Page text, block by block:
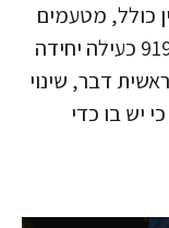
כולל, מטעמים
של שינוי נסיבות, לא תשמש הלכת 919/15 כעילה יחידה
דבר, שינוי
יש בו כדי